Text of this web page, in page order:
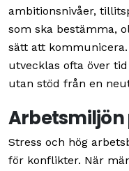
ambitionsnivåer,
som ska bestämma,
sätt att
utvecklas ofta över
utan stöd från en
Stress och hög
för konflikter. När